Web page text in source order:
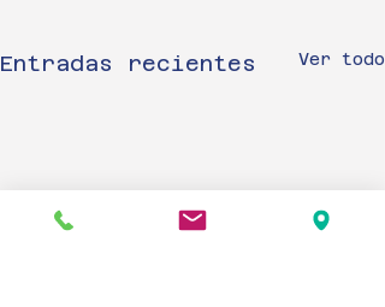
Entradas recientes Ver todo